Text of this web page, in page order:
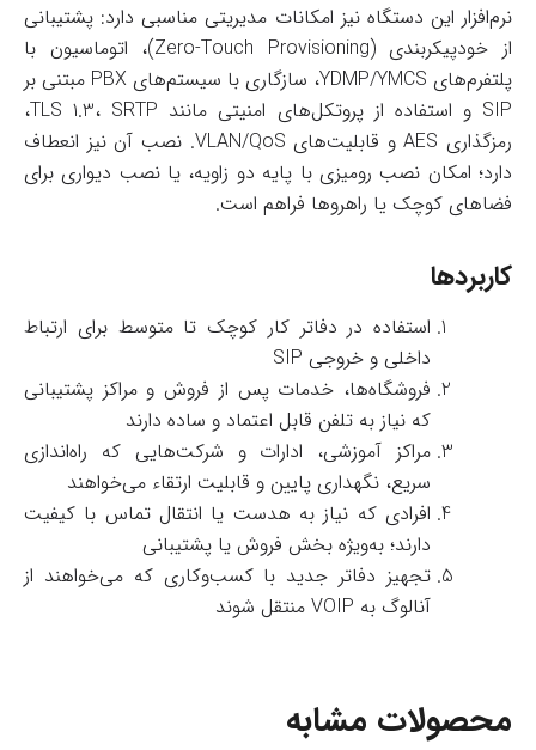
نرم‌افزار این دستگاه نیز امکانات مدیریتی مناسبی دارد: پشتیبانی
از خودپیکربندی (Zero-Touch Provisioning)، اتوماسیون با
پلتفرم‌های YDMP/YMCS، سازگاری با سیستم‌های PBX مبتنی بر
SIP و استفاده از پروتکل‌های امنیتی مانند TLS 1.3، SRTP،
رمزگذاری AES و قابلیت‌های VLAN/QoS. نصب آن نیز انعطاف
دارد؛ امکان نصب رومیزی با پایه دو زاویه، یا نصب دیواری برای
فضاهای کوچک یا راهروها فراهم است.
کاربردها
استفاده در دفاتر کار کوچک تا متوسط برای ارتباط
داخلی و خروجی SIP
فروشگاه‌ها، خدمات پس از فروش و مراکز پشتیبانی
که نیاز به تلفن قابل اعتماد و ساده دارند
مراکز آموزشی، ادارات و شرکت‌هایی که راه‌اندازی
سریع، نگهداری پایین و قابلیت ارتقاء می‌خواهند
افرادی که نیاز به هدست یا انتقال تماس با کیفیت
دارند؛ به‌ویژه بخش فروش یا پشتیبانی
تجهیز دفاتر جدید با کسب‌وکاری که می‌خواهند از
آنالوگ به VOIP منتقل شوند
محصولات مشابه